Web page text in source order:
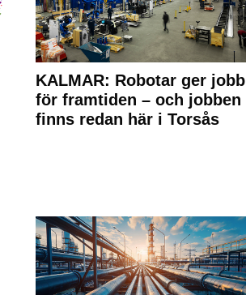
KALMAR: Robotar ger jobb
för framtiden – och jobben
finns redan här i Torsås